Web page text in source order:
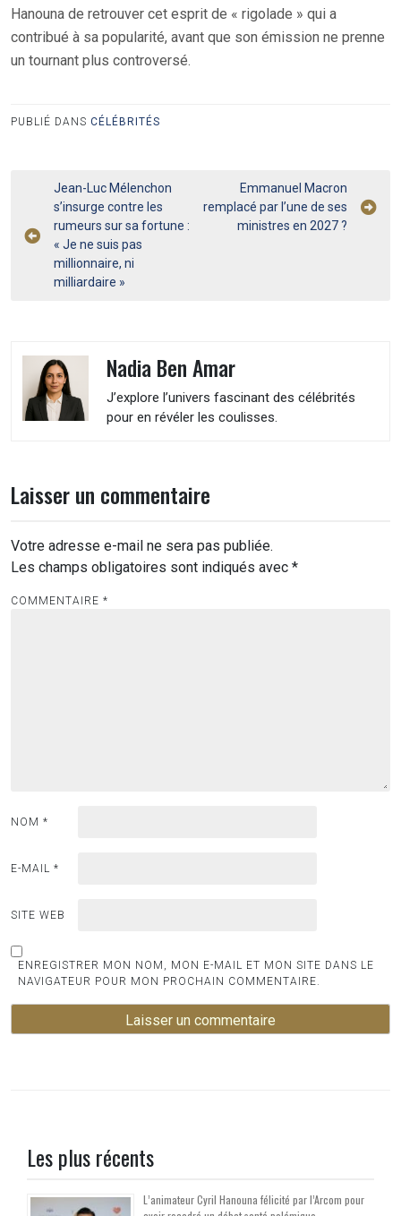
Hanouna de retrouver cet esprit de « rigolade » qui a
contribué à sa popularité, avant que son émission ne prenne
un tournant plus controversé.
PUBLIÉ DANS CÉLÉBRITÉS
Navigation
l’article
Jean-Luc Mélenchon
s’insurge contre les
rumeurs sur sa fortune :
« Je ne suis pas
millionnaire, ni
milliardaire »
Emmanuel Macron
remplacé par l’une de ses
ministres en 2027 ?
Nadia Ben Amar
J’explore l’univers fascinant des célébrités
pour en révéler les coulisses.
Laisser un commentaire
Votre adresse e-mail ne sera pas publiée.
Les champs obligatoires sont indiqués avec *
COMMENTAIRE *
NOM *
E-MAIL *
SITE WEB
ENREGISTRER MON NOM, MON E-MAIL ET MON SITE DANS LE
NAVIGATEUR POUR MON PROCHAIN COMMENTAIRE.
Les plus récents
L’animateur Cyril Hanouna félicité par l’Arcom pour